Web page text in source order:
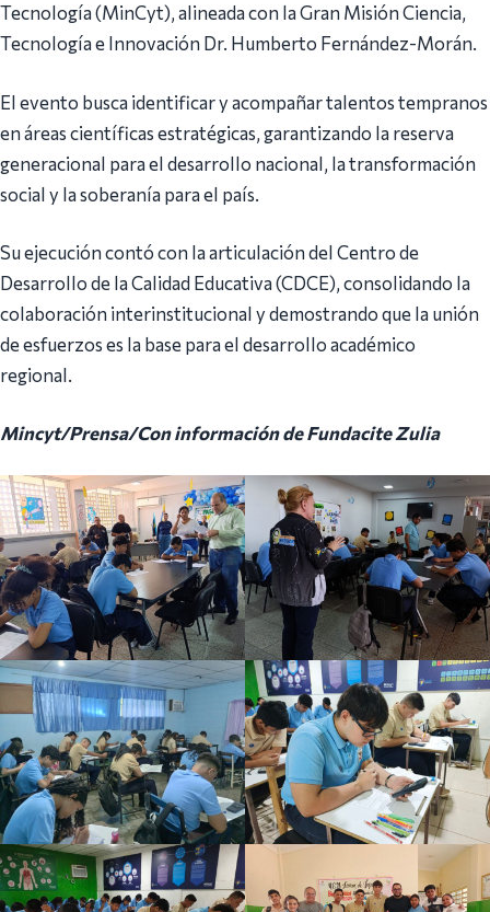
Tecnología (MinCyt), alineada con la Gran Misión Ciencia,
Tecnología e Innovación Dr. Humberto Fernández-Morán.
El evento busca identificar y acompañar talentos tempranos
en áreas científicas estratégicas, garantizando la reserva
generacional para el desarrollo nacional, la transformación
social y la soberanía para el país.
Su ejecución contó con la articulación del Centro de
Desarrollo de la Calidad Educativa (CDCE), consolidando la
colaboración interinstitucional y demostrando que la unión
de esfuerzos es la base para el desarrollo académico
regional.
Mincyt/Prensa/Con información de Fundacite Zulia